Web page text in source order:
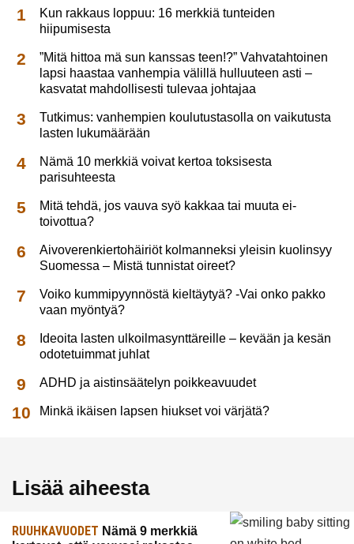
Kun rakkaus loppuu: 16 merkkiä tunteiden
hiipumisesta
”Mitä hittoa mä sun kanssas teen!?” Vahvatahtoinen
lapsi haastaa vanhempia välillä hulluuteen asti –
kasvatat mahdollisesti tulevaa johtajaa
Tutkimus: vanhempien koulutustasolla on vaikutusta
lasten lukumäärään
Nämä 10 merkkiä voivat kertoa toksisesta
parisuhteesta
Mitä tehdä, jos vauva syö kakkaa tai muuta ei-
toivottua?
Aivoverenkiertohäiriöt kolmanneksi yleisin kuolinsyy
Suomessa – Mistä tunnistat oireet?
Voiko kummipyynnöstä kieltäytyä? -Vai onko pakko
vaan myöntyä?
Ideoita lasten ulkoilmasynttäreille – kevään ja kesän
odotetuimmat juhlat
ADHD ja aistinsäätelyn poikkeavuudet
Minkä ikäisen lapsen hiukset voi värjätä?
Lisää aiheesta
RUUHKAVUODET Nämä 9 merkkiä